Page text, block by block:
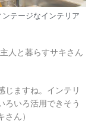
テージなインテリア
人と暮らすサキさん
じますね。インテリ
ろいろ活用できそう
ん）